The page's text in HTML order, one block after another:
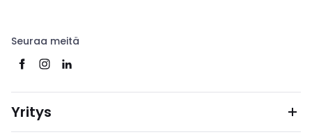
Seuraa meitä
Yritys